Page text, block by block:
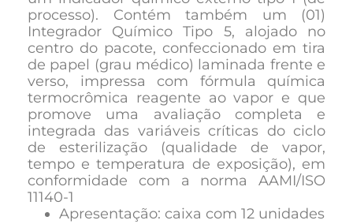
processo). Contém também um (01)
Integrador Químico Tipo 5, alojado no
centro do pacote, confeccionado em tira
de papel (grau médico) laminada frente e
verso, impressa com fórmula química
termocrômica reagente ao vapor e que
promove uma avaliação completa e
integrada das variáveis críticas do ciclo
de esterilização (qualidade de vapor,
tempo e temperatura de exposição), em
conformidade com a norma AAMI/ISO
11140-1
Apresentação: caixa com 12 unidades